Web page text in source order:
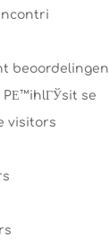
beoordelingen
se
visitors